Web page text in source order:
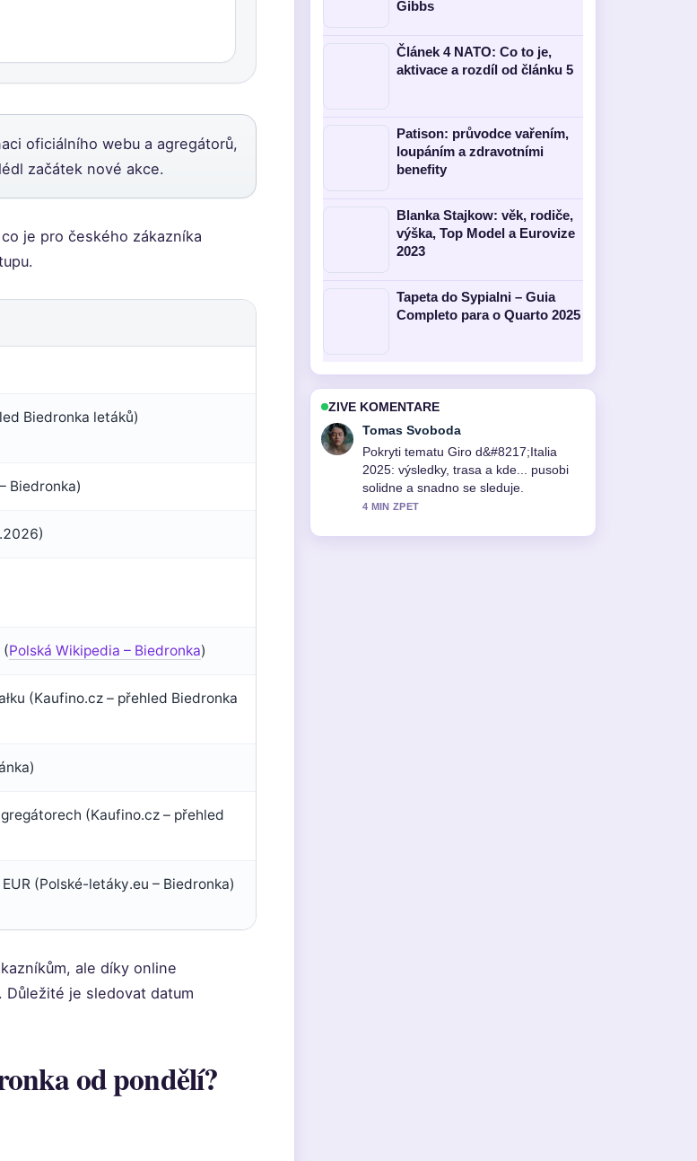
oficiálního webu a agregátorů,
začátek nové akce.
je pro českého zákazníka
Biedronka letáků)
Biedronka)
(Polská Wikipedia – Biedronka)
(Kaufino.cz – přehled Biedronka
(Kaufino.cz – přehled
(Polské-letáky.eu – Biedronka)
ale díky online
je sledovat datum
od pondělí?
Gibbs
Článek 4 NATO: Co to je,
aktivace a rozdíl od článku 5
Patison: průvodce vařením,
loupáním a zdravotními
benefity
Blanka Stajkow: věk, rodiče,
výška, Top Model a Eurovize
2023
Tapeta do Sypialni – Guia
Completo para o Quarto 2025
ZIVE KOMENTARE
Tomas Svoboda
Pokryti tematu Giro d&#8217;Italia
2025: výsledky, trasa a kde... pusobi
solidne a snadno se sleduje.
4 MIN ZPET